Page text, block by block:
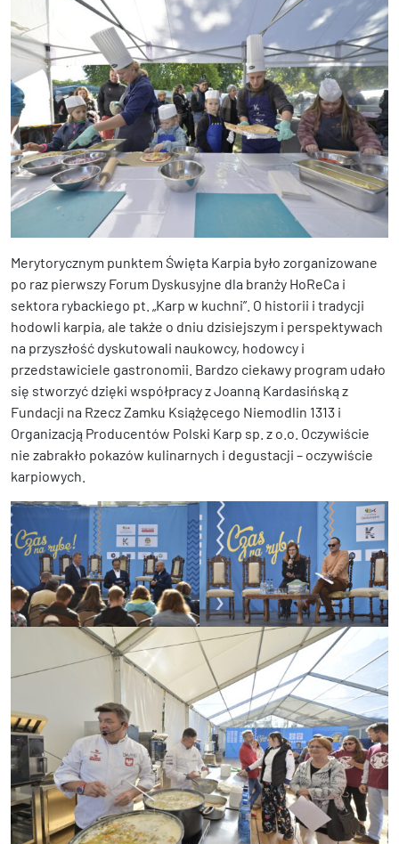
Merytorycznym punktem Święta Karpia było zorganizowane
po raz pierwszy Forum Dyskusyjne dla branży HoReCa i
sektora rybackiego pt. „Karp w kuchni”. O historii i tradycji
hodowli karpia, ale także o dniu dzisiejszym i perspektywach
na przyszłość dyskutowali naukowcy, hodowcy i
przedstawiciele gastronomii. Bardzo ciekawy program udało
się stworzyć dzięki współpracy z Joanną Kardasińską z
Fundacji na Rzecz Zamku Książęcego Niemodlin 1313 i
Organizacją Producentów Polski Karp sp. z o.o. Oczywiście
nie zabrakło pokazów kulinarnych i degustacji – oczywiście
karpiowych.